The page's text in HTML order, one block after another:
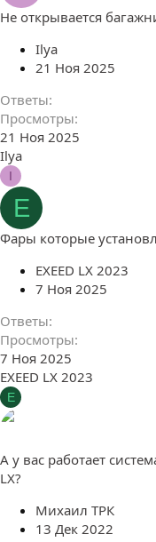
Не открывается
Ilya
21 Ноя 2025
Ответы
Просмотры
21 Ноя 2025
Ilya
I
E
Фары которые
EXEED LX 2023
7 Ноя 2025
Ответы
Просмотры
7 Ноя 2025
EXEED LX 2023
E
А у вас работает
LX?
Михаил ТРК
13 Дек 2022